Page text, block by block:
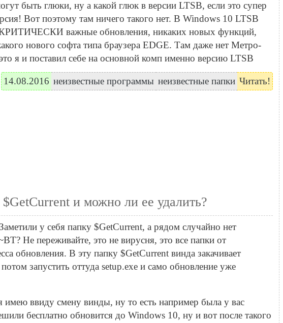
быть глюки, ну а какой глюк в версии LTSB, если это супер
Вот поэтому там ничего такого нет. В Windows 10 LTSB
КРИТИЧЕСКИ важные обновления, никаких новых функций,
нового софта типа браузера EDGE. Там даже нет Метро-
я и поставил себе на основной комп именно версию LTSB
Читать!
неизвестные папки
неизвестные программы
14.08.2016
и можно ли ее удалить?
Заметили у себя папку $GetCurrent, а рядом случайно нет
Не переживайте, это не вирусня, это все папки от
обновления. В эту папку $GetCurrent винда закачивает
запустить оттуда setup.exe и само обновление уже
имею ввиду смену винды, ну то есть например была у вас
бесплатно обновится до Windows 10, ну и вот после такого